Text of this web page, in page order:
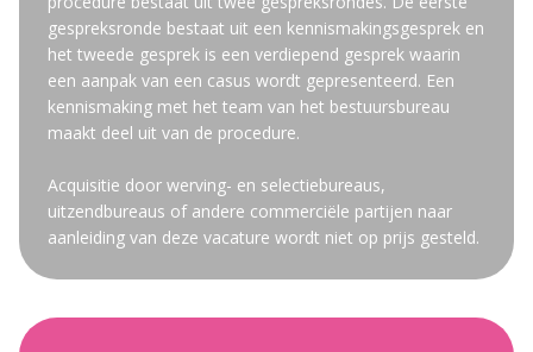
gespreksronde bestaat uit een kennismakingsgesprek en
het tweede gesprek is een verdiepend gesprek waarin
een aanpak van een casus wordt gepresenteerd. Een
kennismaking met het team van het bestuursbureau
maakt deel uit van de procedure.
Acquisitie door werving- en selectiebureaus,
uitzendbureaus of andere commerciële partijen naar
aanleiding van deze vacature wordt niet op prijs gesteld.